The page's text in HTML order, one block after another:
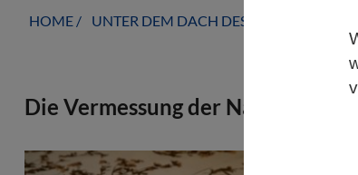
HOME UNTER DEM DACH DES VBIO
Die Vermessung der Natur
Eine